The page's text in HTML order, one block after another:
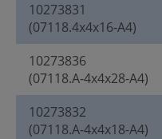
10273831
(07118.4x4x16-A4)
10273836
(07118.A-4x4x28-A4)
10273832
(07118.A-4x4x18-A4)